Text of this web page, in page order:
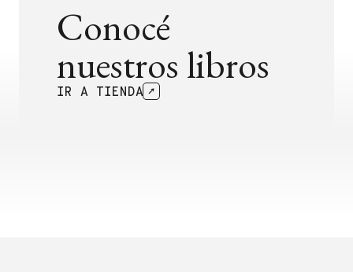
Conocé
nuestros libros
IR A TIENDA